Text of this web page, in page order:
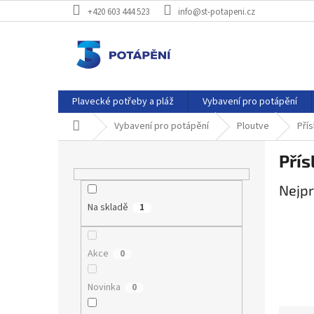
na
+420 603 444 523 info@st-potapeni.cz
Plavecké potřeby a pláž Vybavení pro potápění
Domů Vybavení pro potápění Ploutve
Na skladě 1
Akce 0
Novinka 0